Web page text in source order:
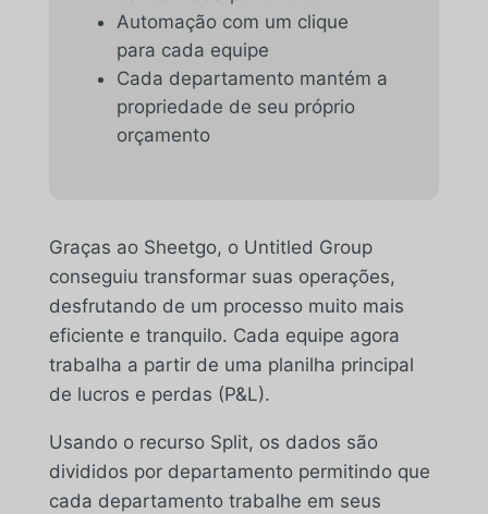
Automação com um clique
para cada equipe
Cada departamento mantém a
propriedade de seu próprio
orçamento
Graças ao Sheetgo, o Untitled Group
conseguiu transformar suas operações,
desfrutando de um processo muito mais
eficiente e tranquilo. Cada equipe agora
trabalha a partir de uma planilha principal
de lucros e perdas (P&L).
Usando o recurso Split, os dados são
divididos por departamento permitindo que
cada departamento trabalhe em seus